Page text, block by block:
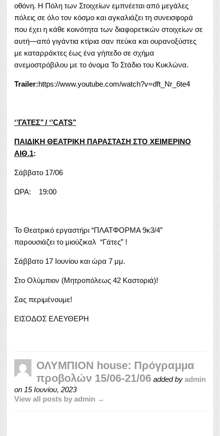
οθόνη. Η Πόλη των Στοιχείων εμπνέεται από μεγάλες
πόλεις σε όλο τον κόσμο και αγκαλιάζει τη συνεισφορά
που έχει η κάθε κοινότητα των διαφορετικών στοιχείων σε
αυτή—από γιγάντια κτίρια σαν πεύκα και ουρανοξύστες
με καταρράκτες έως ένα γήπεδο σε σχήμα
ανεμοστρόβιλου με το όνομα Το Στάδιο του Κυκλώνα.
Trailer:https://www.youtube.com/watch?v=dft_Nr_6te4
‘’ΓΑΤΕΣ’’ / ‘’CATS’’
ΠΑΙΔΙΚΗ ΘΕΑΤΡΙΚΗ ΠΑΡΑΣΤΑΣΗ ΣΤΟ ΧΕΙΜΕΡΙΝΟ
ΑΙΘ.1:
Σάββατο 17/06
ΩΡΑ: 19:00
Το Θεατρικό εργαστήρι “ΠΛΑΤΦΟΡΜΑ 9κ3/4”
παρουσιάζει το μιούζικαλ “Γάτες” !
Σάββατο 17 Ιουνίου και ώρα 7 μμ.
Στο Ολύμπιον (Μητροπόλεως 42 Καστοριά)!
Σας περιμένουμε!
ΕΙΣΟΔΟΣ ΕΛΕΥΘΕΡΗ
ΟΛΥΜΠΙΟΝ house: Πρόγραμμα
προβολών 15/06-21/06 added by admin
on 15 Ιουνίου, 2023
View all posts by admin →